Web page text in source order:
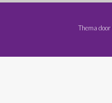
Thema door